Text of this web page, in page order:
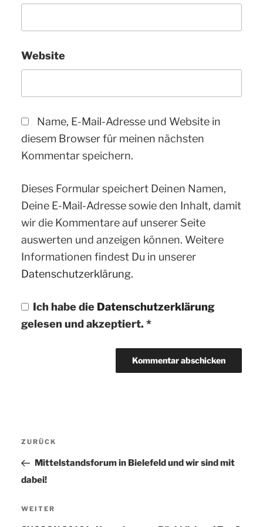
Website
Name, E-Mail-Adresse und Website in
diesem Browser für meinen nächsten
Kommentar speichern.
Dieses Formular speichert Deinen Namen,
Deine E-Mail-Adresse sowie den Inhalt, damit
wir die Kommentare auf unserer Seite
auswerten und anzeigen können. Weitere
Informationen findest Du in unserer
Datenschutzerklärung.
Ich habe die Datenschutzerklärung
gelesen und akzeptiert. *
Vorheriger
Beitrag
ZURÜCK
Mittelstandsforum in Bielefeld und wir sind mit
dabei!
Nächster
WEITER